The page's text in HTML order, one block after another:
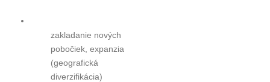
zakladanie nových
pobočiek, expanzia
(geografická
diverzifikácia)